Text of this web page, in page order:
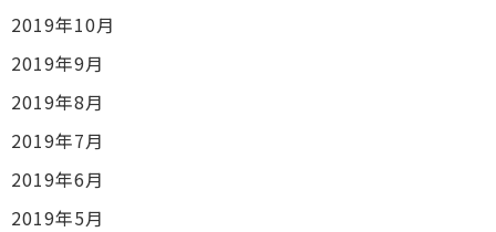
2019年10月
2019年9月
2019年8月
2019年7月
2019年6月
2019年5月